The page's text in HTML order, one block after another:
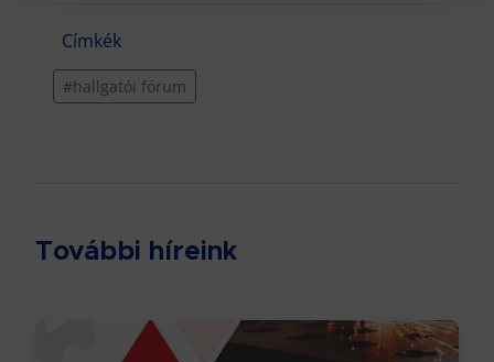
Címkék
#hallgatói fórum
További híreink